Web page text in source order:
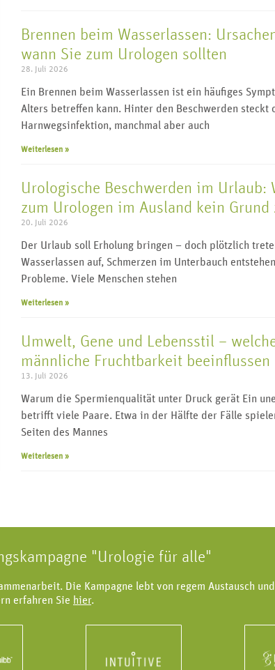
Brennen beim Wasserlassen:
wann Sie zum Urologen sollten
28. Juli 2026
Ein Brennen beim Wasserlassen ist ein häufiges
Alters betreffen kann. Hinter den Beschwerden steckt
Harnwegsinfektion, manchmal aber auch
Weiterlesen »
Urologische Beschwerden im Urlaub:
zum Urologen im Ausland kein Grund
20. Juli 2026
Der Urlaub soll Erholung bringen – doch plötzlich
Wasserlassen auf, Schmerzen im Unterbauch
Probleme. Viele Menschen stehen
Weiterlesen »
Umwelt, Gene und Lebensstil –
männliche Fruchtbarkeit beeinflussen
13. Juli 2026
Warum die Spermienqualität unter Druck gerät Ein
betrifft viele Paare. Etwa in der Hälfte der Fälle
Seiten des Mannes
Weiterlesen »
"Urologie für alle"
Die Kampagne lebt von regem Austausch
erfahren Sie hier.